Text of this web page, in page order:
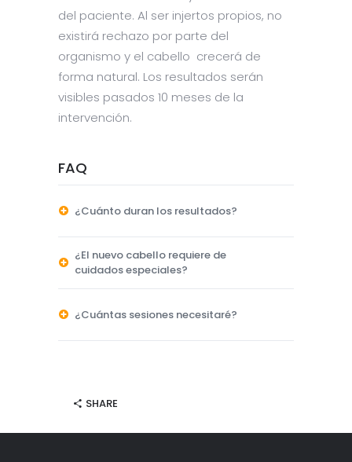
del paciente. Al ser injertos propios, no
existirá rechazo por parte del
organismo y el cabello crecerá de
forma natural. Los resultados serán
visibles pasados 10 meses de la
intervención.
FAQ
¿Cuánto duran los resultados?
¿El nuevo cabello requiere de
cuidados especiales?
¿Cuántas sesiones necesitaré?
SHARE